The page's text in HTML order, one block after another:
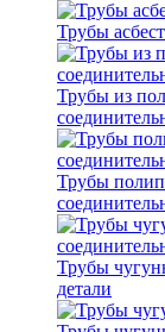
Трубы
Трубы из
Трубы
Трубы
детали